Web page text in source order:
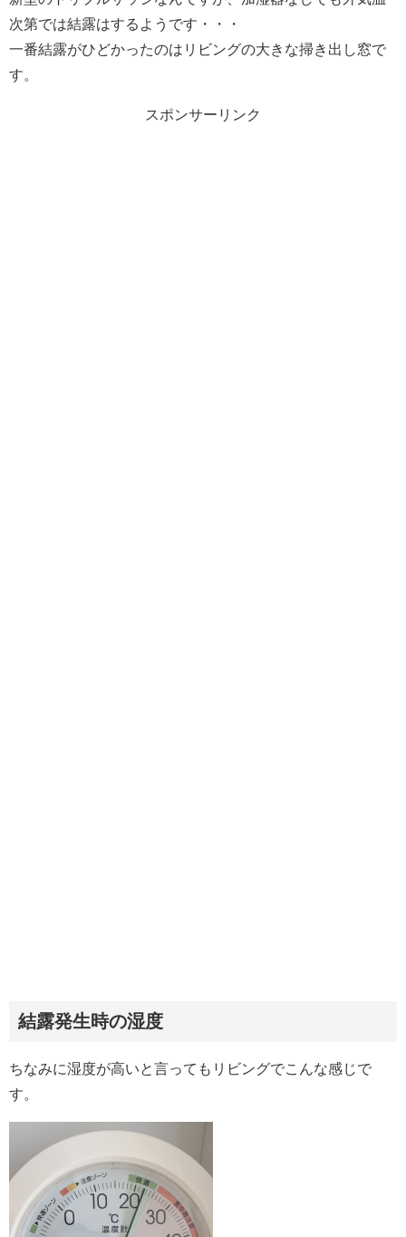
次第では結露はするようです・・・
一番結露がひどかったのはリビングの大きな掃き出し窓で
す。
スポンサーリンク
結露発生時の湿度
ちなみに湿度が高いと言ってもリビングでこんな感じで
す。